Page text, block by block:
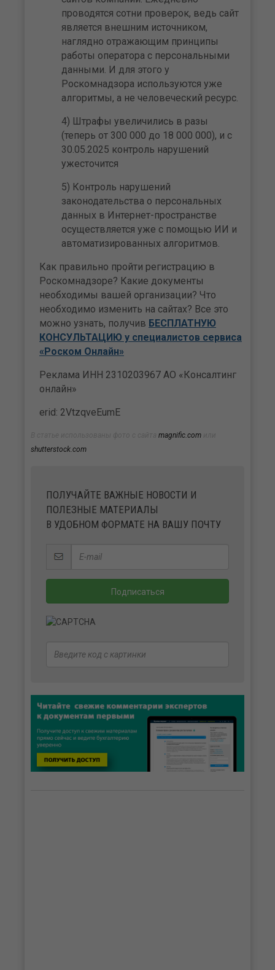
проводятся сотни проверок, ведь сайт
является внешним источником,
наглядно отражающим принципы
работы оператора с персональными
данными. И для этого у
Роскомнадзора используются уже
алгоритмы, а не человеческий ресурс.
4) Штрафы увеличились в разы
(теперь от 300 000 до 18 000 000), и с
30.05.2025 контроль нарушений
ужесточится
5) Контроль нарушений
законодательства о персональных
данных в Интернет-пространстве
осуществляется уже с помощью ИИ и
автоматизированных алгоритмов.
Как правильно пройти регистрацию в
Роскомнадзоре? Какие документы
необходимы вашей организации? Что
необходимо изменить на сайтах? Все это
можно узнать, получив БЕСПЛАТНУЮ
КОНСУЛЬТАЦИЮ у специалистов сервиса
«Роском Онлайн»
Реклама ИНН 2310203967 АО «Консалтинг
онлайн»
erid: 2VtzqveEumE
magnific.com
shutterstock.com
ПОЛУЧАЙТЕ ВАЖНЫЕ НОВОСТИ И
ПОЛЕЗНЫЕ МАТЕРИАЛЫ
В УДОБНОМ ФОРМАТЕ НА ВАШУ ПОЧТУ